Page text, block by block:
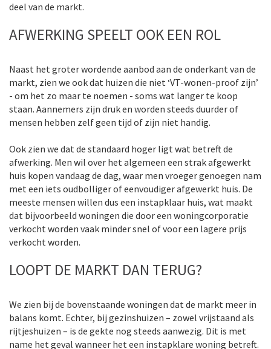
deel van de markt.
AFWERKING SPEELT OOK EEN ROL
Naast het groter wordende aanbod aan de onderkant van de
markt, zien we ook dat huizen die niet ‘VT-wonen-proof zijn’
- om het zo maar te noemen - soms wat langer te koop
staan. Aannemers zijn druk en worden steeds duurder of
mensen hebben zelf geen tijd of zijn niet handig.
Ook zien we dat de standaard hoger ligt wat betreft de
afwerking. Men wil over het algemeen een strak afgewerkt
huis kopen vandaag de dag, waar men vroeger genoegen nam
met een iets oudbolliger of eenvoudiger afgewerkt huis. De
meeste mensen willen dus een instapklaar huis, wat maakt
dat bijvoorbeeld woningen die door een woningcorporatie
verkocht worden vaak minder snel of voor een lagere prijs
verkocht worden.
LOOPT DE MARKT DAN TERUG?
We zien bij de bovenstaande woningen dat de markt meer in
balans komt. Echter, bij gezinshuizen – zowel vrijstaand als
rijtjeshuizen – is de gekte nog steeds aanwezig. Dit is met
name het geval wanneer het een instapklare woning betreft.